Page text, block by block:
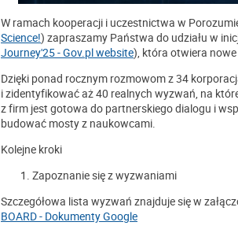
W ramach kooperacji i uczestnictwa w
Science!) zapraszamy Państwa do udziału w
Journey'25 - Gov.pl website), która otwiera
Dzięki ponad rocznym rozmowom z 34
i zidentyfikować aż 40 realnych wyzwań, na
z firm jest gotowa do partnerskiego dialogu i
budować mosty z naukowcami.
Kolejne kroki
Zapoznanie się z wyzwaniami
Szczegółowa lista wyzwań znajduje się w
BOARD - Dokumenty Google